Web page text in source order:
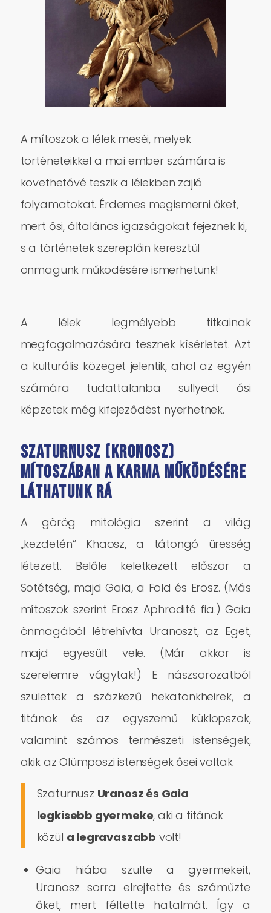
A mítoszok a lélek meséi, melyek
történeteikkel a mai ember számára is
követhetővé teszik a lélekben zajló
folyamatokat. Érdemes megismerni őket,
mert ősi, általános igazságokat fejeznek ki,
s a történetek szereplőin keresztül
önmagunk működésére ismerhetünk!
A lélek legmélyebb titkainak
megfogalmazására tesznek kísérletet. Azt
a kulturális közeget jelentik, ahol az egyén
számára tudattalanba süllyedt ősi
képzetek még kifejeződést nyerhetnek.
Szaturnusz (Kronosz)
mítoszában a karma működésére
láthatunk rá
A görög mitológia szerint a világ
„kezdetén” Khaosz, a tátongó üresség
létezett. Belőle keletkezett először a
Sötétség, majd Gaia, a Föld és Erosz. (Más
mítoszok szerint Erosz Aphrodité fia.) Gaia
önmagából létrehívta Uranoszt, az Eget,
majd egyesült vele. (Már akkor is
szerelemre vágytak!) E nászsorozatból
születtek a százkezű hekatonkheirek, a
titánok és az egyszemű küklopszok,
valamint számos természeti istenségek,
akik az Olümposzi istenségek ősei voltak.
Szaturnusz Uranosz és Gaia
legkisebb gyermeke, aki a titánok
közül a legravaszabb volt!
Gaia hiába szülte a gyermekeit,
Uranosz sorra elrejtette és száműzte
őket, mert féltette hatalmát. Így a